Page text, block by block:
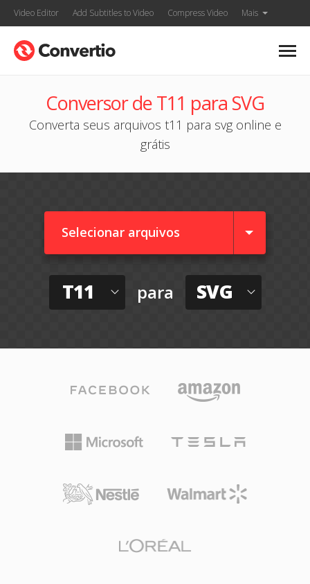
Video Editor Add Subtitles to Video Compress Video Mais
Conversor de T11 para SVG
Converta seus arquivos t11 para svg online e
grátis
Selecionar arquivos
T11 para SVG